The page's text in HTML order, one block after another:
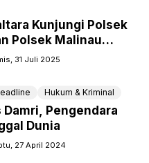
Kunjungi Polsek
Polsek Malinau
Kondisi Personel
31 Juli 2025
Hukum & Kriminal
Damri, Pengendara
Dunia
27 April 2024